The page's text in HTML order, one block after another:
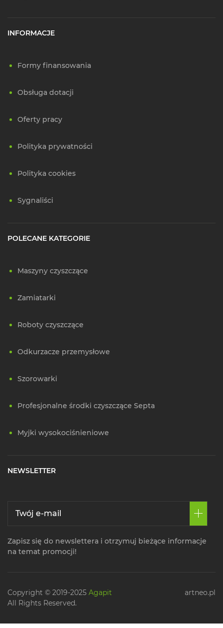
INFORMACJE
Formy finansowania
Obsługa dotacji
Oferty pracy
Polityka prywatności
Polityka cookies
Sygnaliści
POLECANE KATEGORIE
Maszyny czyszczące
Zamiatarki
Roboty czyszczące
Odkurzacze przemysłowe
Szorowarki
Profesjonalne środki czyszczące Septa
Myjki wysokociśnieniowe
NEWSLETTER
Zapisz się do newslettera i otrzymuj bieżące informacje
na temat promocji!
Copyright © 2019-2025 Agapit
All Rights Reserved.
artneo.pl